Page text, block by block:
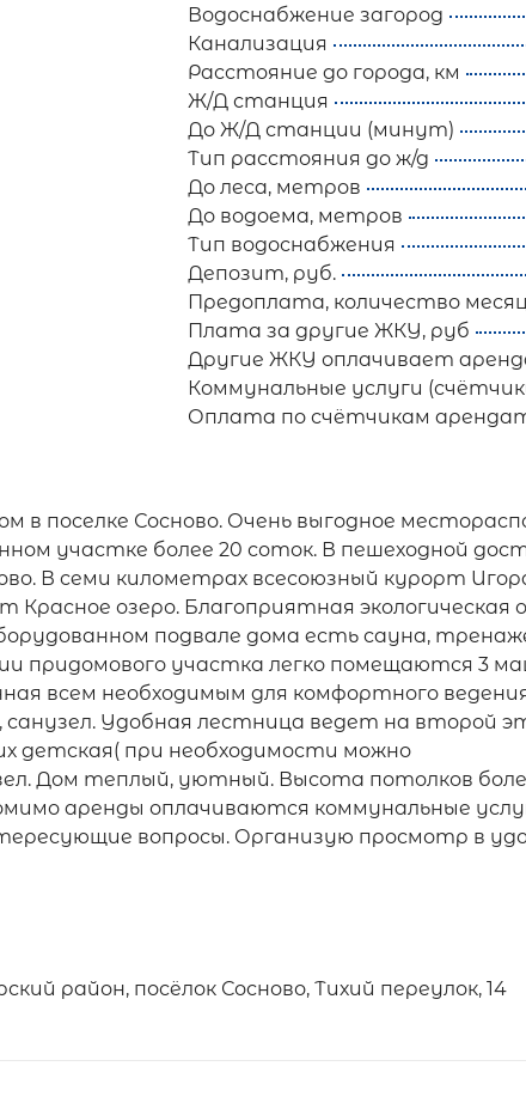
Водоснабжение загород
Канализация
Расстояние до города, км
Ж/Д станция
До Ж/Д станции (минут)
Тип расстояния до ж/д
До леса, метров
До водоема, метров
Тип водоснабжения
Депозит, руб.
Предоплата, количество
Плата за другие ЖКУ, руб
Другие ЖКУ оплачивает
Коммунальные услуги
Оплата по счётчикам
в поселке Сосново. Очень выгодное
участке более 20 соток. В пешеходной
В семи километрах всесоюзный курорт
озеро. Благоприятная экологическая
подвале дома есть сауна,
придомового участка легко помещаются 3
всем необходимым для комфортного
Удобная лестница ведет на второй
детская( при необходимости можно
Дом теплый, уютный. Высота потолков
аренды оплачиваются коммунальные
вопросы. Организую просмотр в
район, посёлок Сосново, Тихий переулок, 14